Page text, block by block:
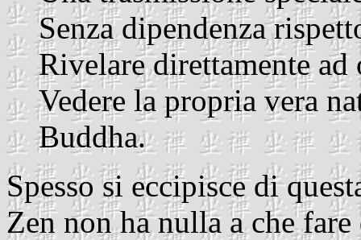
Senza dipendenza
Rivelare direttamente
Vedere la propria vera
Buddha.
Spesso si eccipisce di
Zen non ha nulla a che